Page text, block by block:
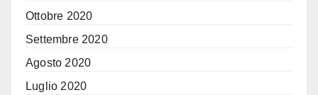
Ottobre 2020
Settembre 2020
Agosto 2020
Luglio 2020